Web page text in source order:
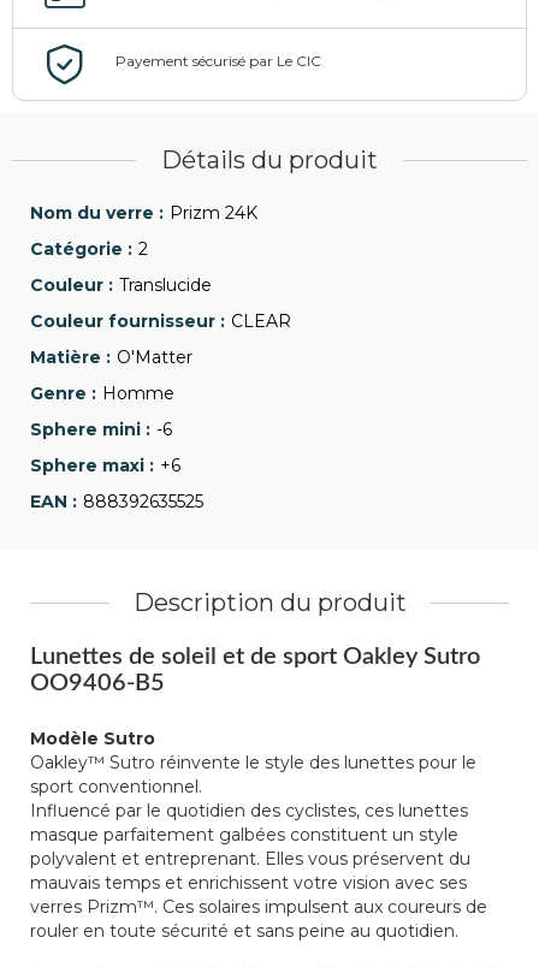
Détails du produit
Prizm 24K
2
Translucide
CLEAR
O'Matter
Homme
-6
+6
888392635525
Description du produit
Lunettes de soleil et de sport Oakley Sutro
OO9406-B5
Modèle Sutro
Oakley™ Sutro réinvente le style des lunettes pour le
sport conventionnel.
Influencé par le quotidien des cyclistes, ces lunettes
masque parfaitement galbées constituent un style
polyvalent et entreprenant. Elles vous préservent du
mauvais temps et enrichissent votre vision avec ses
verres Prizm™. Ces solaires impulsent aux coureurs de
rouler en toute sécurité et sans peine au quotidien.